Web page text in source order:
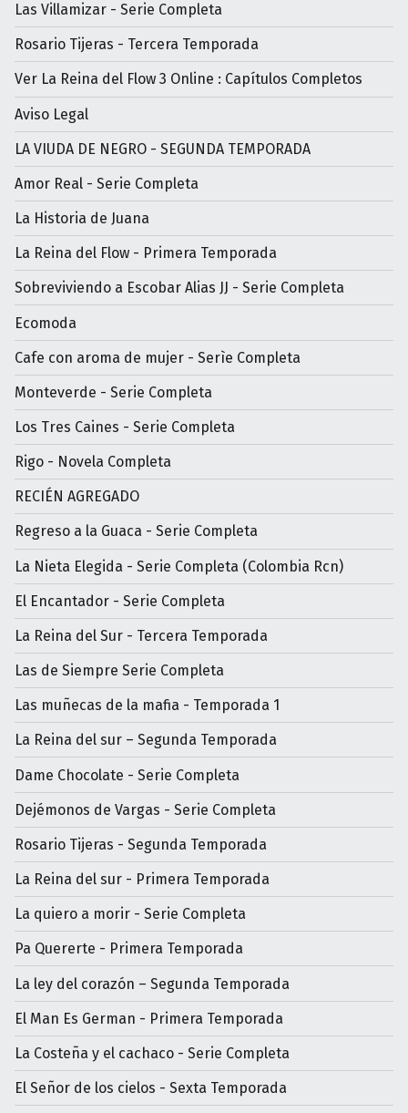
Las Villamizar - Serie Completa
Rosario Tijeras - Tercera Temporada
Ver La Reina del Flow 3 Online : Capítulos Completos
Aviso Legal
LA VIUDA DE NEGRO - SEGUNDA TEMPORADA
Amor Real - Serie Completa
La Historia de Juana
La Reina del Flow - Primera Temporada
Sobreviviendo a Escobar Alias JJ - Serie Completa
Ecomoda
Cafe con aroma de mujer - Serìe Completa
Monteverde - Serie Completa
Los Tres Caines - Serie Completa
Rigo - Novela Completa
RECIÉN AGREGADO
Regreso a la Guaca - Serie Completa
La Nieta Elegida - Serie Completa (Colombia Rcn)
El Encantador - Serie Completa
La Reina del Sur - Tercera Temporada
Las de Siempre Serie Completa
Las muñecas de la mafia - Temporada 1
La Reina del sur – Segunda Temporada
Dame Chocolate - Serie Completa
Dejémonos de Vargas - Serie Completa
Rosario Tijeras - Segunda Temporada
La Reina del sur - Primera Temporada
La quiero a morir - Serie Completa
Pa Quererte - Primera Temporada
La ley del corazón – Segunda Temporada
El Man Es German - Primera Temporada
La Costeña y el cachaco - Serie Completa
El Señor de los cielos - Sexta Temporada